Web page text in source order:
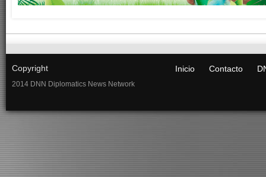
Copyright
2014 DNN Diplomatics News Network
Inicio Contacto